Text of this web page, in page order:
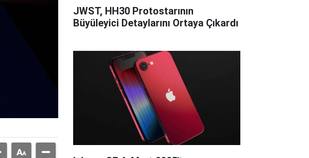
JWST, HH30 Protostarının
Büyüleyici Detaylarını Ortaya Çıkardı